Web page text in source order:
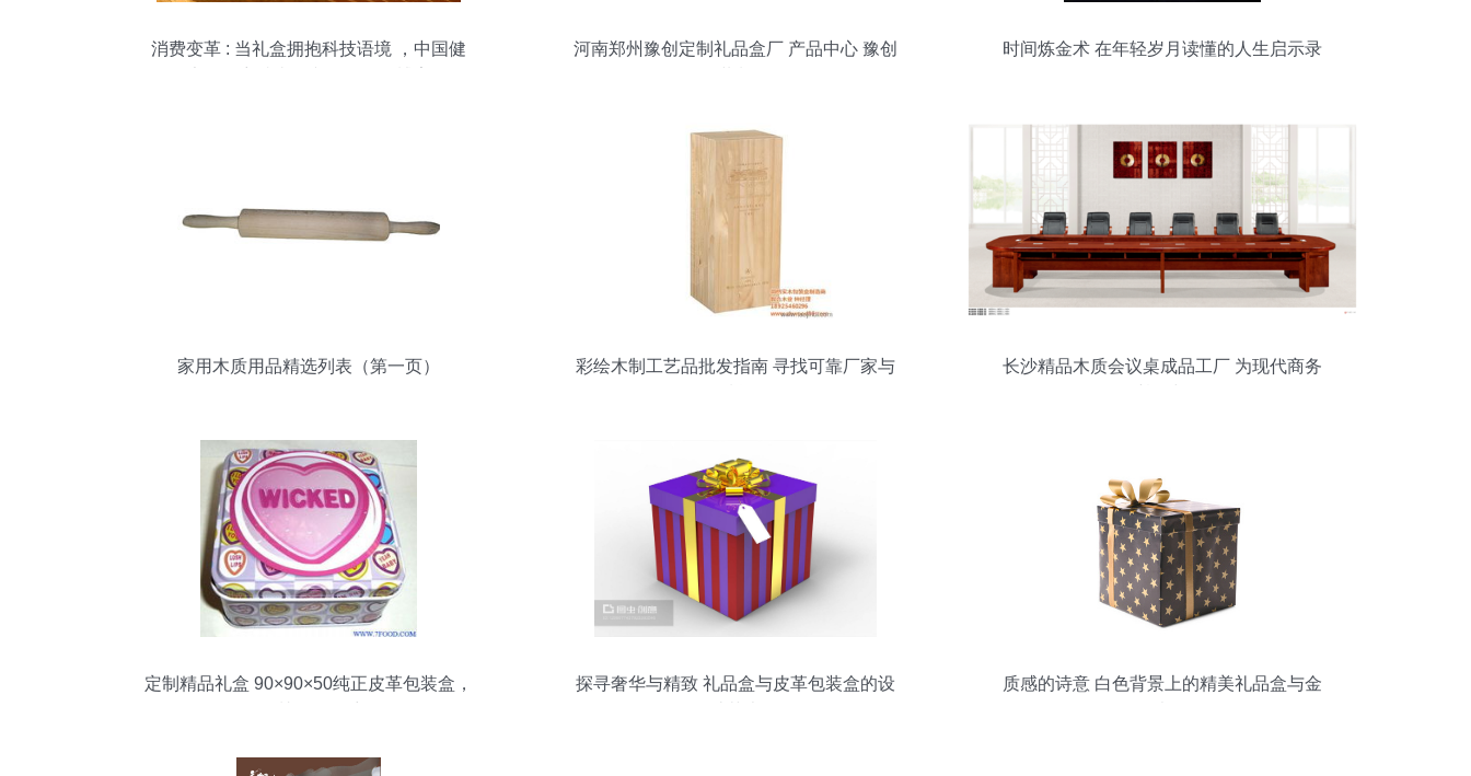
消费变革 : 当礼盒拥抱科技语境 ，中国健
河南郑州豫创定制礼品盒厂 产品中心 豫创
时间炼金术 在年轻岁月读懂的人生启示录
家用木质用品精选列表（第一页）
彩绘木制工艺品批发指南 寻找可靠厂家与
长沙精品木质会议桌成品工厂 为现代商务
定制精品礼盒 90×90×50纯正皮革包装盒，
探寻奢华与精致 礼品盒与皮革包装盒的设
质感的诗意 白色背景上的精美礼品盒与金